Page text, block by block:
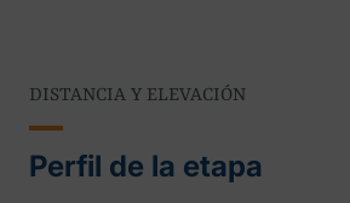
DISTANCIA Y ELEVACIÓN
Perfil de la etapa